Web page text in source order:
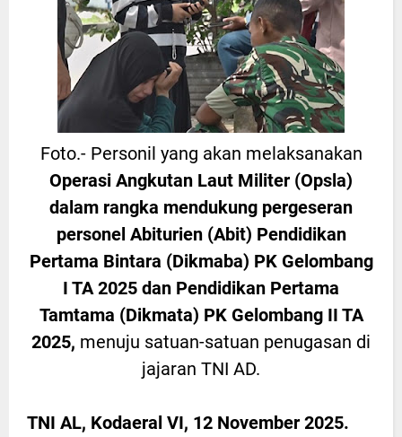
Foto.- Personil yang akan melaksanakan
Operasi Angkutan Laut Militer (Opsla)
dalam rangka mendukung pergeseran
personel Abiturien (Abit) Pendidikan
Pertama Bintara (Dikmaba) PK Gelombang
I TA 2025 dan Pendidikan Pertama
Tamtama (Dikmata) PK Gelombang II TA
2025, menuju satuan-satuan penugasan di
jajaran TNI AD.
TNI AL, Kodaeral VI, 12 November 2025.